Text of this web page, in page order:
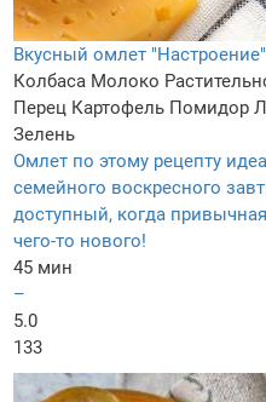
Вкусный омлет "Настроение"
Колбаса Молоко
Перец Картофель Помидор
Зелень
Омлет по этому рецепту
семейного воскресного
доступный, когда
чего-то нового!
45 мин
–
5.0
133